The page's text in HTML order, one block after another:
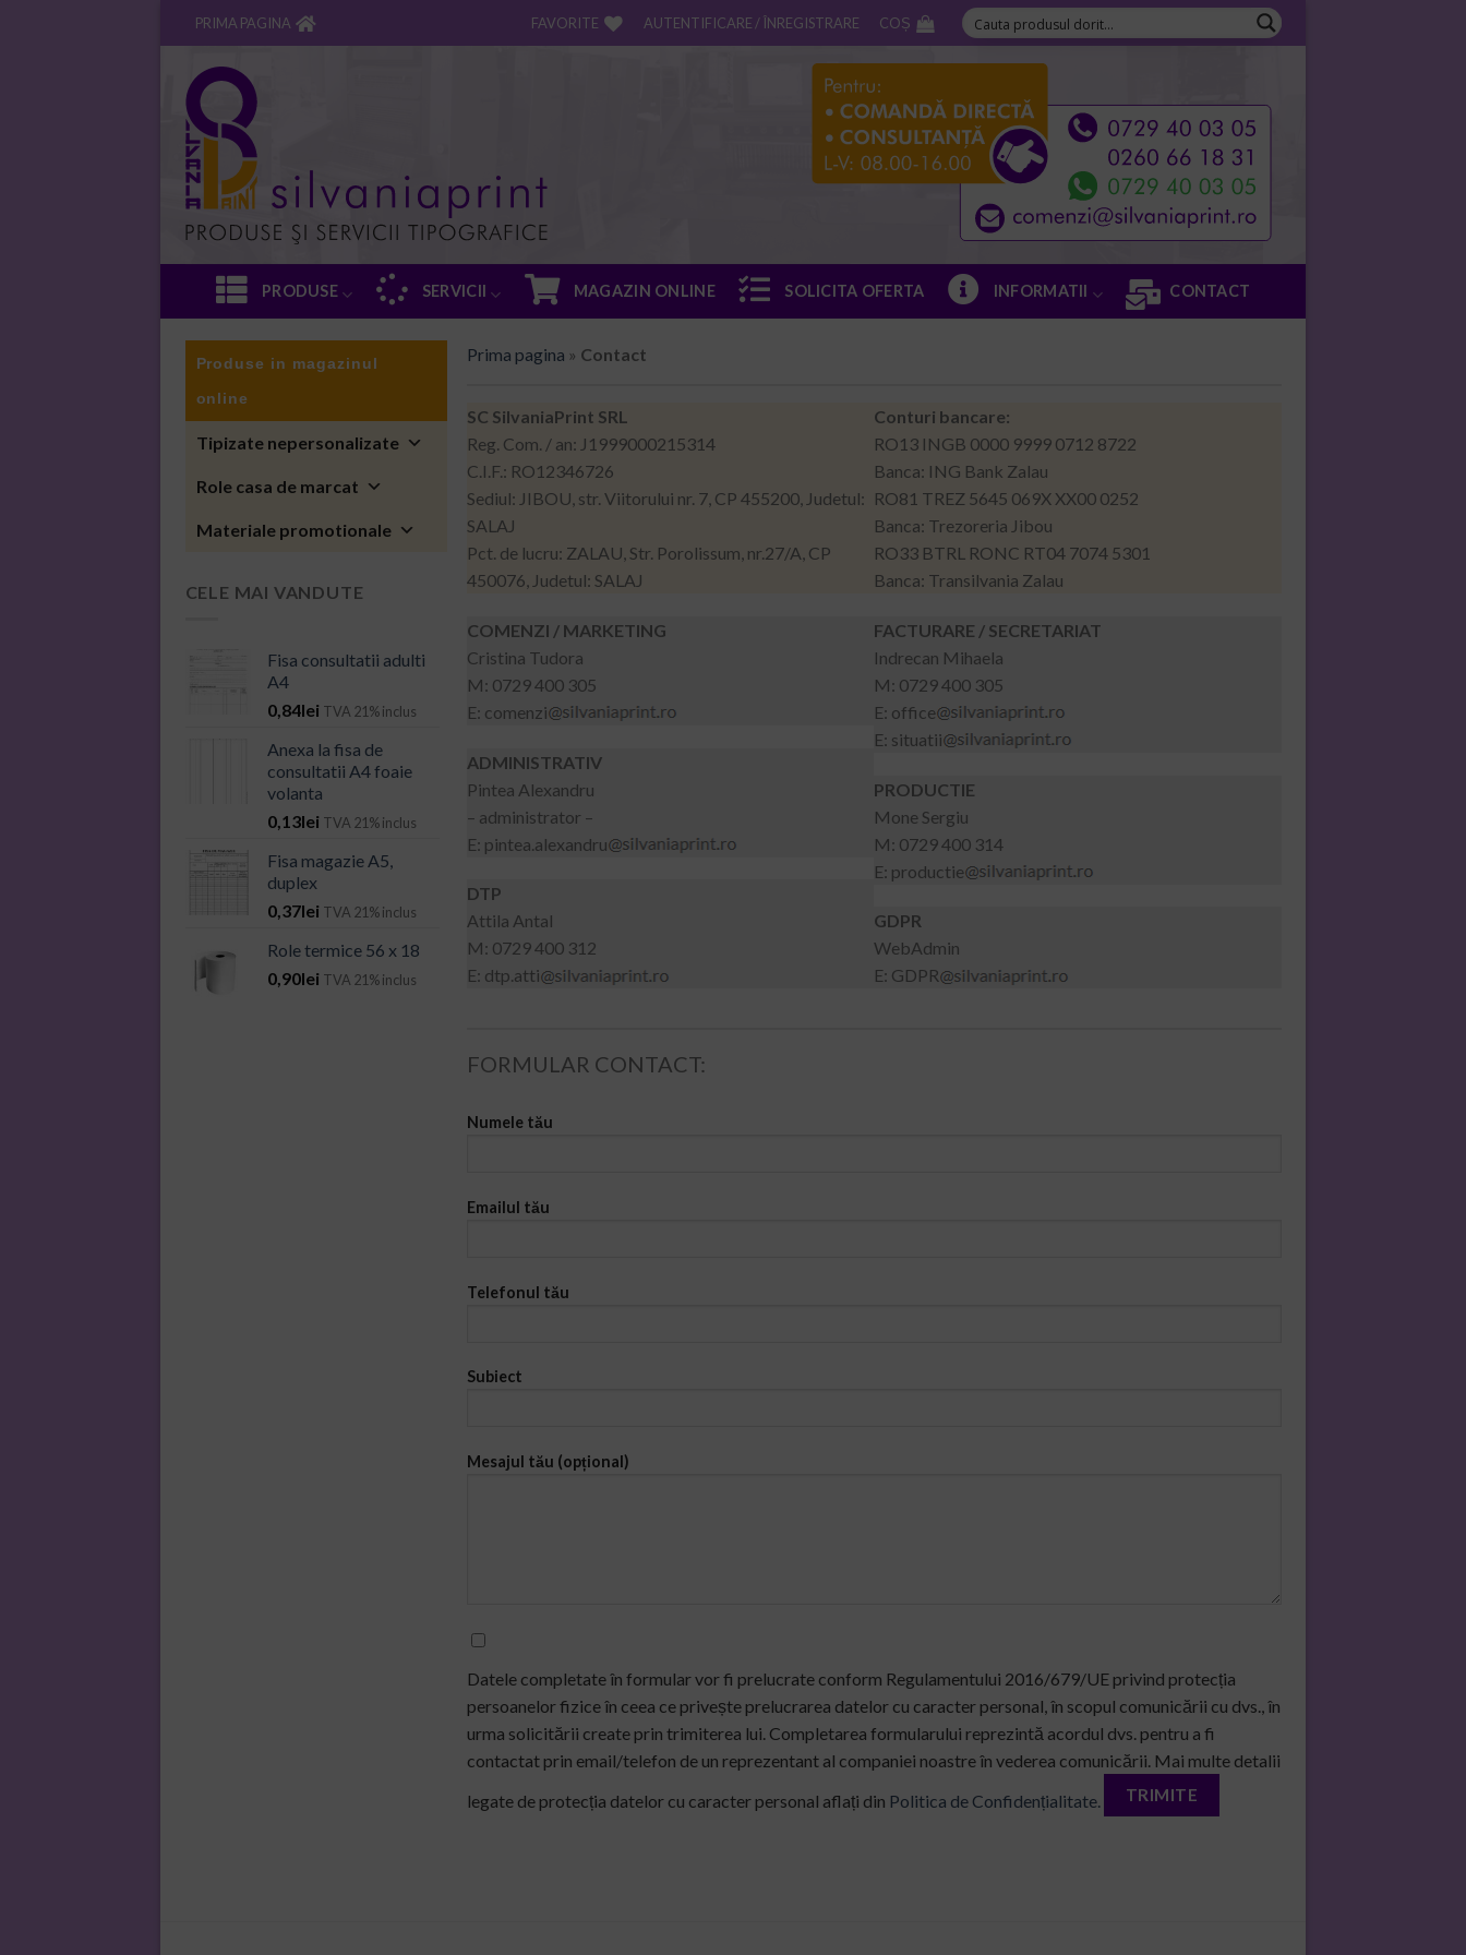
content
PRIMA PAGINA FAVORITE AUTENTIFICARE / ÎNREGISTRARE COȘ
PRODUSE SERVICII MAGAZIN ONLINE SOLICITA OFERTA INFORMATII CONTACT
Prima pagina » Contact
SC SilvaniaPrint SRL
Reg. Com. / an: J1999000215314
C.I.F.: RO12346726
Sediul: JIBOU, str. Viitorului nr. 7, CP 455200, Judetul:
SALAJ
Pct. de lucru: ZALAU, Str. Porolissum, nr.27/A, CP
450076, Judetul: SALAJ
COMENZI / MARKETING
Cristina Tudora
M: 0729 400 305
E: comenzi
ADMINISTRATIV
Pintea Alexandru
– administrator –
E: pintea.alexandru
DTP
Attila Antal
M: 0729 400 312
E: dtp.atti
Conturi bancare:
RO13 INGB 0000 9999 0712 8722
Banca: ING Bank Zalau
RO81 TREZ 5645 069X XX00 0252
Banca: Trezoreria Jibou
RO33 BTRL RONC RT04 7074 5301
Banca: Transilvania Zalau
FACTURARE / SECRETARIAT
Indrecan Mihaela
M: 0729 400 305
E: office
E: situatii
PRODUCTIE
Mone Sergiu
M: 0729 400 314
E: productie
GDPR
WebAdmin
E: GDPR
FORMULAR CONTACT:
Numele tău
Emailul tău
Telefonul tău
Subiect
Mesajul tău (opțional)
Datele completate în formular vor fi prelucrate conform Regulamentului 2016/679/UE privind protecția
persoanelor fizice în ceea ce privește prelucrarea datelor cu caracter personal, în scopul comunicării cu dvs., în
urma solicitării create prin trimiterea lui. Completarea formularului reprezintă acordul dvs. pentru a fi
contactat prin email/telefon de un reprezentant al companiei noastre în vederea comunicării. Mai multe detalii
legate de protecția datelor cu caracter personal aflați din Politica de Confidențialitate.
Produse in magazinul
online
Tipizate nepersonalizate
Role casa de marcat
Materiale promotionale
CELE MAI VANDUTE
Fisa consultatii adulti
A4
0,84lei TVA 21% inclus
Anexa la fisa de
consultatii A4 foaie
volanta
0,13lei TVA 21% inclus
Fisa magazie A5,
duplex
0,37lei TVA 21% inclus
Role termice 56 x 18
0,90lei TVA 21% inclus